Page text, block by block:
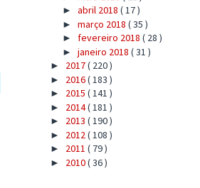
► abril 2018 ( 17 )
► março 2018 ( 35 )
► fevereiro 2018 ( 28 )
► janeiro 2018 ( 31 )
► 2017( 220 )
► 2016( 183 )
► 2015 ( 141 )
► 2014( 181 )
► 2013 ( 190 )
► 2012 ( 108 )
► 2011 ( 79 )
► 2010( 36 )